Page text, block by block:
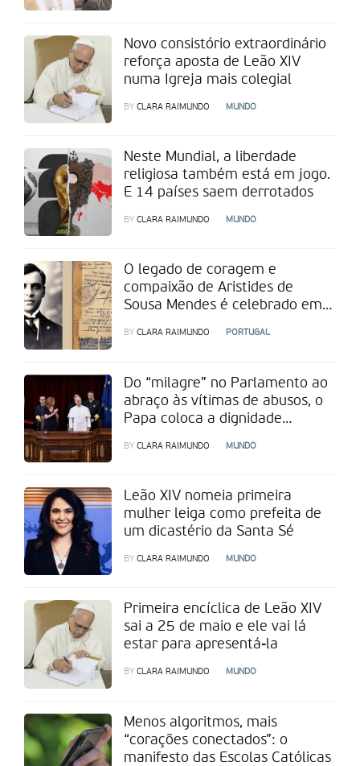
Novo consistório extraordinário
reforça aposta de Leão XIV
numa Igreja mais colegial
BYCLARA RAIMUNDO MUNDO
Neste Mundial, a liberdade
religiosa também está em jogo.
E 14 países saem derrotados
BYCLARA RAIMUNDO MUNDO
O legado de coragem e
compaixão de Aristides de
Sousa Mendes é celebrado em
BYCLARA RAIMUNDO PORTUGAL
Do “milagre” no Parlamento ao
abraço às vítimas de abusos, o
Papa coloca a dignidade
BYCLARA RAIMUNDO MUNDO
Leão XIV nomeia primeira
mulher leiga como prefeita de
um dicastério da Santa Sé
BYCLARA RAIMUNDO MUNDO
Primeira encíclica de Leão XIV
sai a 25 de maio e ele vai lá
estar para apresentá-la
BYCLARA RAIMUNDO MUNDO
Menos algoritmos, mais
“corações conectados”: o
manifesto das Escolas Católicas